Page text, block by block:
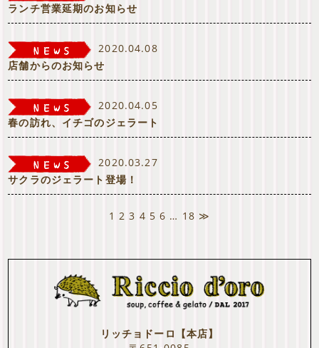
ランチ営業延期のお知らせ
2020.04.08
店舗からのお知らせ
2020.04.05
春の訪れ、イチゴのジェラート
2020.03.27
サクラのジェラート登場！
1 2 3 4 5 6 … 18 ≫
リッチョドーロ【本店】